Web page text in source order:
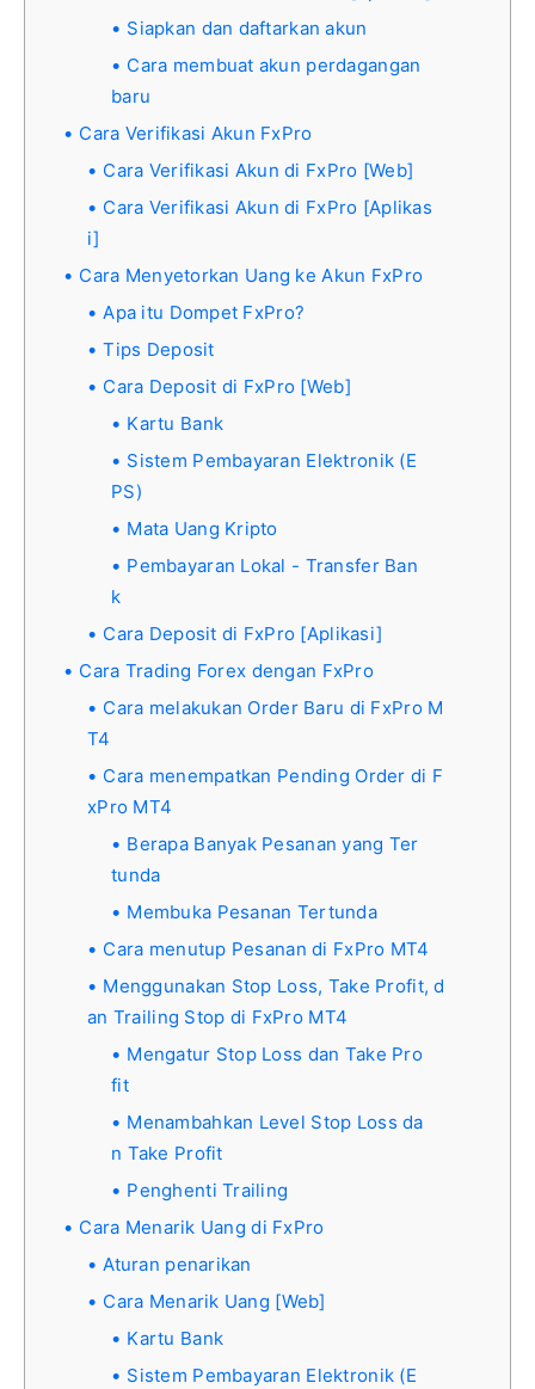
Siapkan dan daftarkan akun
Cara membuat akun perdagangan
baru
Cara Verifikasi Akun FxPro
Cara Verifikasi Akun di FxPro [Web]
Cara Verifikasi Akun di FxPro [Aplikas
i]
Cara Menyetorkan Uang ke Akun FxPro
Apa itu Dompet FxPro?
Tips Deposit
Cara Deposit di FxPro [Web]
Kartu Bank
Sistem Pembayaran Elektronik (E
PS)
Mata Uang Kripto
Pembayaran Lokal - Transfer Ban
k
Cara Deposit di FxPro [Aplikasi]
Cara Trading Forex dengan FxPro
Cara melakukan Order Baru di FxPro M
T4
Cara menempatkan Pending Order di F
xPro MT4
Berapa Banyak Pesanan yang Ter
tunda
Membuka Pesanan Tertunda
Cara menutup Pesanan di FxPro MT4
Menggunakan Stop Loss, Take Profit, d
an Trailing Stop di FxPro MT4
Mengatur Stop Loss dan Take Pro
fit
Menambahkan Level Stop Loss da
n Take Profit
Penghenti Trailing
Cara Menarik Uang di FxPro
Aturan penarikan
Cara Menarik Uang [Web]
Kartu Bank
Sistem Pembayaran Elektronik (E